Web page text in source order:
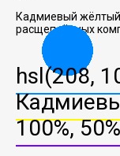
Кадмиевый
расщеплённых
hsl(208,
100%,